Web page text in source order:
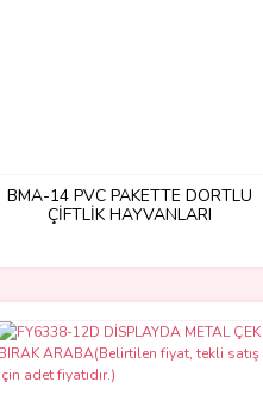
BMA-14 PVC PAKETTE DÖRTLÜ
ÇİFTLİK HAYVANLARI